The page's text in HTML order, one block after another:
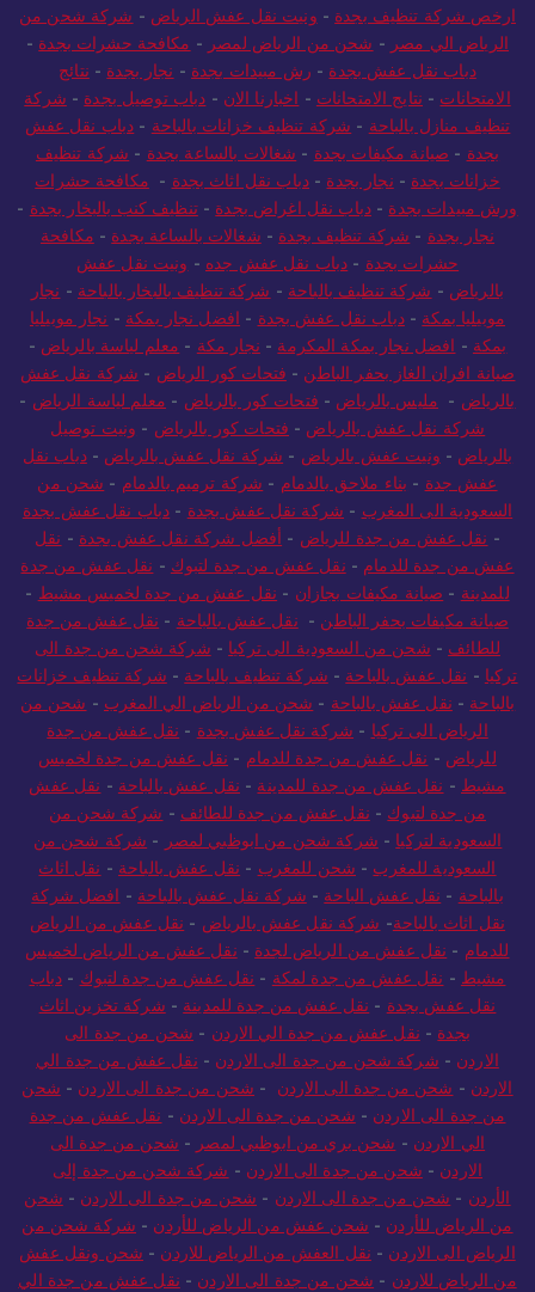
ارخص شركة تنظيف بجدة - ونيت نقل عفش الرياض - شركة شحن من
الرياض الي مصر - شحن من الرياض لمصر - مكافحة حشرات بجدة -
دباب نقل عفش بجدة - رش مبيدات بجدة - نجار بجدة - نتائج
الامتحانات - نتايج الامتحانات - اخبارنا الان - دباب توصيل بجدة - شركة
تنظيف منازل بالباحة - شركة تنظيف خزانات بالباحة - دباب نقل عفش
بجدة - صيانة مكيفات بجدة - شغالات بالساعة بجدة - شركة تنظيف
خزانات بجدة - نجار بجدة - دباب نقل اثاث بجدة - مكافحة حشرات
ورش مبيدات بجدة -دباب نقل اغراض بجدة -تنظيف كنب بالبخار بجدة -
نجار بجدة - شركة تنظيف بجدة - شغالات بالساعة بجدة - مكافحة
حشرات بجدة - دباب نقل عفش جده - ونيت نقل عفش
بالرياض - شركة تنظيف بالباحة - شركة تنظيف بالبخار بالباحة - نجار
موبيليا بمكة -دباب نقل عفش بجدة - افضل نجار بمكة - نجار موبيليا
بمكة - افضل نجار بمكة المكرمة - نجار مكة - معلم لياسة بالرياض -
صيانة افران الغاز بحفر الباطن - فتحات كور الرياض - شركة نقل عفش
بالرياض - مليس بالرياض - فتحات كور بالرياض - معلم لياسة الرياض -
شركة نقل عفش بالرياض - فتحات كور بالرياض - ونيت توصيل
بالرياض - ونيت عفش بالرياض - شركة نقل عفش بالرياض -دباب نقل
عفش جدة - بناء ملاحق بالدمام - شركة ترميم بالدمام - شحن من
السعودية الى المغرب - شركة نقل عفش بجدة - دباب نقل عفش بجدة
- نقل عفش من جدة للرياض - أفضل شركة نقل عفش بجدة - نقل
عفش من جدة للدمام - نقل عفش من جدة لتبوك - نقل عفش من جدة
للمدينة - صيانة مكيفات بجازان - نقل عفش من جدة لخميس مشيط -
صيانة مكيفات بحفر الباطن - نقل عفش بالباحة - نقل عفش من جدة
للطائف - شحن من السعودية الى تركيا - شركة شحن من جدة الى
تركيا - نقل عفش بالباحة - شركة تنظيف بالباحة - شركة تنظيف خزانات
بالباحة - نقل عفش بالباحة - شحن من الرياض الي المغرب - شحن من
الرياض الى تركيا - شركة نقل عفش بجدة - نقل عفش من جدة
للرياض - نقل عفش من جدة للدمام - نقل عفش من جدة لخميس
مشيط - نقل عفش من جدة للمدينة - نقل عفش بالباحة - نقل عفش
من جدة لتبوك - نقل عفش من جدة للطائف - شركة شحن من
السعودية لتركيا - شركة شحن من ابوظبي لمصر - شركة شحن من
السعودية للمغرب - شحن للمغرب - نقل عفش بالباحة - نقل اثاث
بالباحة - نقل عفش الباحة - شركة نقل عفش بالباحة - افضل شركة
نقل اثاث بالباحة- شركة نقل عفش بالرياض - نقل عفش من الرياض
للدمام - نقل عفش من الرياض لجدة - نقل عفش من الرياض لخميس
مشيط - نقل عفش من جدة لمكة - نقل عفش من جدة لتبوك - دباب
نقل عفش بجدة - نقل عفش من جدة للمدينة - شركة تخزين اثاث
بجدة - نقل عفش من جدة الي الاردن - شحن من جدة الى
الاردن - شركة شحن من جدة الى الاردن - نقل عفش من جدة الي
الاردن - شحن من جدة الى الاردن - شحن من جدة الى الاردن - شحن
من جدة الى الاردن - شحن من جدة الى الاردن - نقل عفش من جدة
الي الاردن - شحن بري من ابوظبي لمصر - شحن من جدة الى
الاردن - شحن من جدة الى الاردن - شركة شحن من جدة إلى
الأردن - شحن من جدة الى الاردن - شحن من جدة الى الاردن - شحن
من الرياض للأردن - شحن عفش من الرياض للأردن - شركة شحن من
الرياض الى الاردن - نقل العفش من الرياض للاردن - شحن ونقل عفش
من الرياض للاردن - شحن من جدة الى الاردن - نقل عفش من جدة الي